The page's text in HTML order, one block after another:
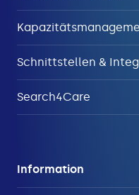
Schnittstellen &
Search4Care
Information